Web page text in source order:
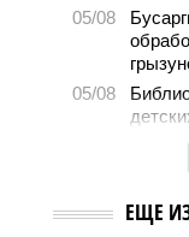
05/08
05/08
ЕЩЕ